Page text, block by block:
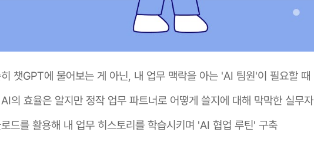
챗GPT에 물어보는 게 아닌, 내 업무 맥락을 아는 'AI 팀원'이 필요할 때
AI의 효율은 알지만 정작 업무 파트너로 어떻게 쓸지에 대해 막막한 실무자
드를 활용해 내 업무 히스토리를 학습시키며 'AI 협업 루틴' 구축